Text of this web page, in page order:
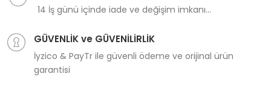
14 İş günü içinde iade ve değişim imkanı...
GÜVENLİK ve GÜVENİLİRLİK
İyzico & PayTr ile güvenli ödeme ve orijinal ürün
garantisi